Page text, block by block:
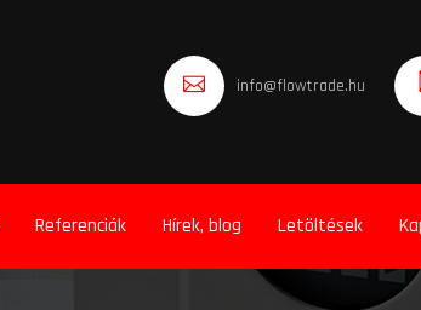
info@flowtrade.hu
Referenciák Hírek, blog Letöltések